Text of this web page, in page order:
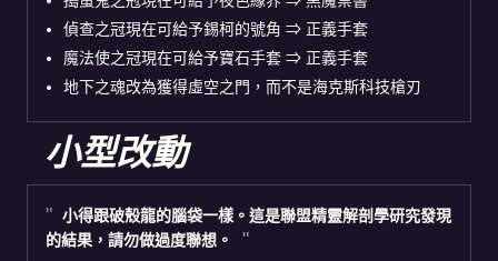
偵查之冠現在可給予錫柯的號角 ⇒ 正義手套
魔法使之冠現在可給予寶石手套 ⇒ 正義手套
地下之魂改為獲得虛空之門，而不是海克斯科技槍刃
小型改動
小得跟破殼龍的腦袋一樣。這是聯盟精靈解剖學研究發現
的結果，請勿做過度聯想。